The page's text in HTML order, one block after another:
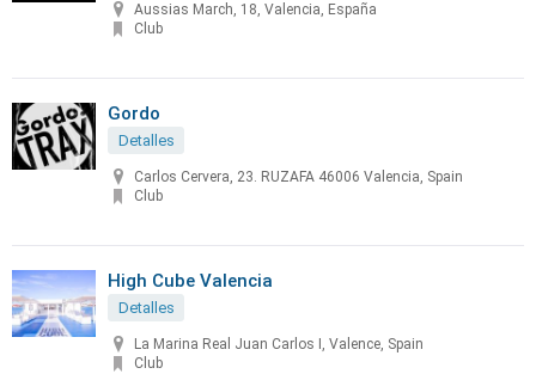
Aussias March, 18, Valencia, España
Club
Gordo
Detalles
Carlos Cervera, 23. RUZAFA 46006 Valencia, Spain
Club
High Cube Valencia
Detalles
La Marina Real Juan Carlos I, Valence, Spain
Club